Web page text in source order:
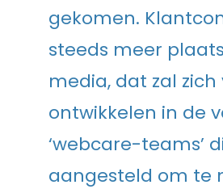
gekomen.
steeds meer
media, dat zal zich
ontwikkelen in de
‘webcare-teams’
aangesteld om te